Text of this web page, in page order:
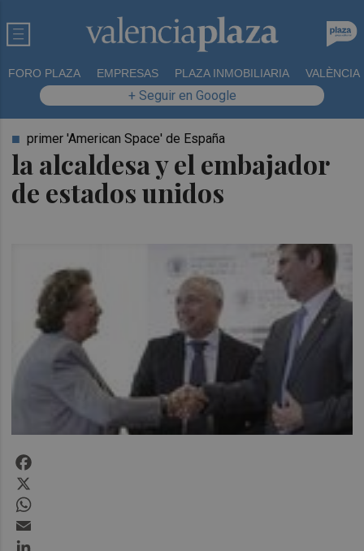
FORO PLAZA EMPRESAS PLAZA INMOBILIARIA VALÈNCIA
+ Seguir en Google
la alcaldesa y el embajador
de estados unidos
primer 'American Space' de España